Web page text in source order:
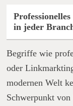
in jeder
Begriffe wie
oder
modernen Welt
Schwerpunkt